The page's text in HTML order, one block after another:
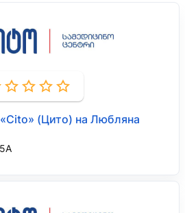
(Цито) на Любляна